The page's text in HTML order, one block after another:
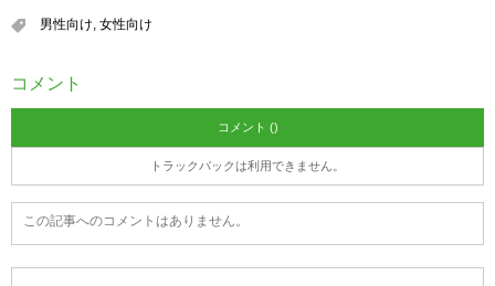
男性向け, 女性向け
コメント
コメント ()
トラックバックは利用できません。
この記事へのコメントはありません。